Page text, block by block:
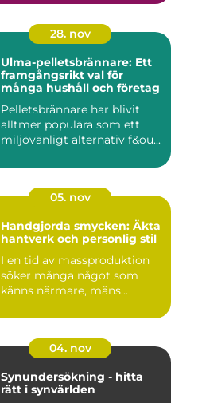
28. nov
Ulma-pelletsbrännare: Ett
framgångsrikt val för
många hushåll och företag
Pelletsbrännare har blivit
alltmer populära som ett
miljövänligt alternativ f&ou...
05. nov
Handgjorda smycken: Äkta
hantverk och personlig stil
I en tid av massproduktion
söker många något som
känns närmare, mäns...
04. nov
Synundersökning - hitta
rätt i synvärlden